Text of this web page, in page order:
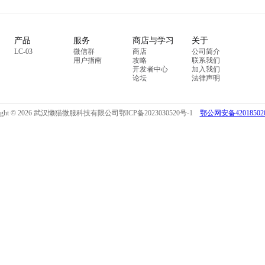
产品
LC-03
服务
微信群
用户指南
商店与学习
商店
攻略
开发者中心
论坛
关于
公司简介
联系我们
加入我们
法律声明
© 2026 武汉懒猫微服科技有限公司鄂ICP备2023030520号-1 鄂公网安备